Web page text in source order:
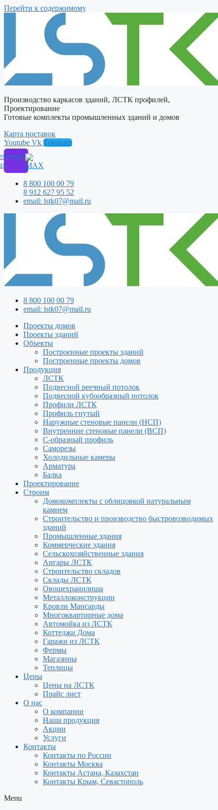
Перейти к содержимому
Производство каркасов зданий, ЛСТК профилей,
Проектирование
Готовые комплекты промышленных зданий и домов
Карта поставок
Youtube Vk Telegram
8 800 100 00 79
8 912 627 95 52
email: lstk07@mail.ru
8 800 100 00 79
email: lstk07@mail.ru
Проекты домов
Проекты зданий
Объекты
Построенные проекты зданий
Построенные проекты домов
Продукция
ЛСТК
Подвесной реечный потолок
Подвесной кубообразный потолок
Профили ЛСТК
Профиль гнутый
Наружные стеновые панели (НСП)
Внутренние стеновые панели (ВСП)
С-образный профиль
Саморезы
Холодильные камеры
Арматура
Балка
Проектирование
Строим
Домокомплекты с облицовкой натуральным
камнем
Строительство и производство быстровозводимых
зданий
Промышленные здания
Коммерческие здания
Сельскохозяйственные здания
Ангары ЛСТК
Строительство складов
Склады ЛСТК
Овощехранилища
Металлоконструкции
Кровли Мансарды
Многоквартирные дома
Автомойка из ЛСТК
Коттеджи Дома
Гаражи из ЛСТК
Фермы
Магазины
Теплицы
Цены
Цены на ЛСТК
Прайс лист
О нас
О компании
Наша продукция
Акции
Услуги
Контакты
Контакты по России
Контакты Москва
Контакты Астана, Казахстан
Контакты Крым, Севастополь
Menu